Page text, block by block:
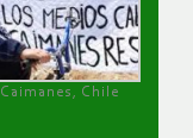
Caimanes, Chile